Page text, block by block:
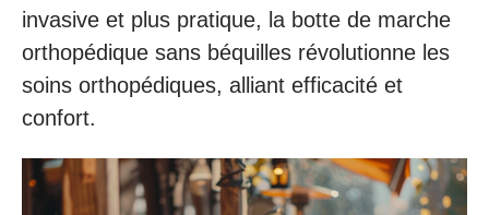
invasive et plus pratique, la botte de marche
orthopédique sans béquilles révolutionne les
soins orthopédiques, alliant efficacité et
confort.